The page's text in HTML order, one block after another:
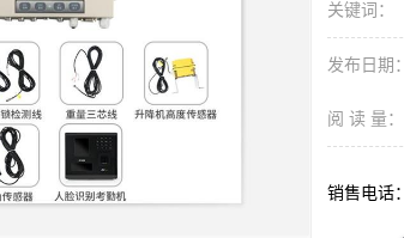
关键词：
发布日期：
阅 读 量：
销售电话：